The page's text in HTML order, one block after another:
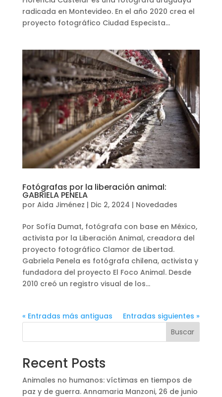
radicada en Montevideo. En el año 2020 crea el
proyecto fotográfico Ciudad Especista...
Fotógrafas por la liberación animal:
GABRIELA PENELA
por Aida Jiménez | Dic 2, 2024 | Novedades
Por Sofía Dumat, fotógrafa con base en México,
activista por la Liberación Animal, creadora del
proyecto fotográfico Clamor de Libertad.
Gabriela Penela es fotógrafa chilena, activista y
fundadora del proyecto El Foco Animal. Desde
2010 creó un registro visual de los...
« Entradas más antiguas
Entradas siguientes »
Buscar
Recent Posts
Animales no humanos: víctimas en tiempos de
paz y de guerra. Annamaria Manzoni, 26 de junio